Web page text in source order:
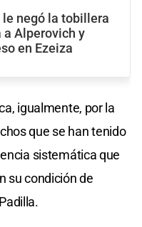
negó la tobillera
Alperovich y
en Ezeiza
igualmente, por la
que se han tenido
sistemática que
su condición de